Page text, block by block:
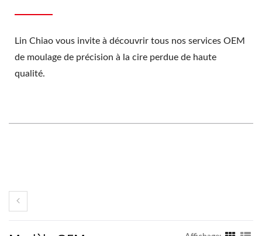
Lin Chiao vous invite à découvrir tous nos services OEM
de moulage de précision à la cire perdue de haute
qualité.